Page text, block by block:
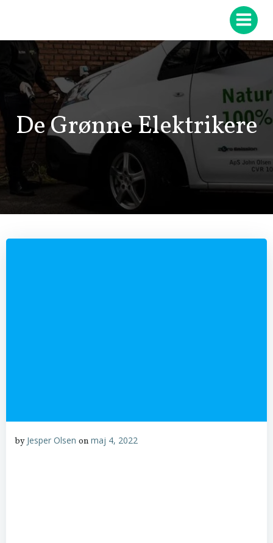
indhold
De Grønne Elektrikere
by Jesper Olsen on maj 4, 2022